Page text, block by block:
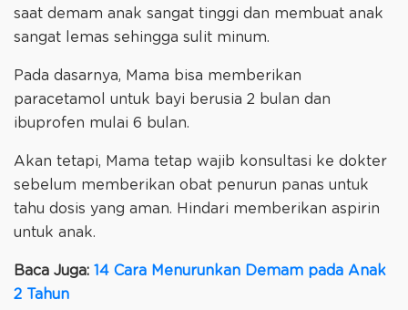
saat demam anak sangat tinggi dan membuat anak
sangat lemas sehingga sulit minum.
Pada dasarnya, Mama bisa memberikan
paracetamol untuk bayi berusia 2 bulan dan
ibuprofen mulai 6 bulan.
Akan tetapi, Mama tetap wajib konsultasi ke dokter
sebelum memberikan obat penurun panas untuk
tahu dosis yang aman. Hindari memberikan aspirin
untuk anak.
Baca Juga: 14 Cara Menurunkan Demam pada Anak
2 Tahun